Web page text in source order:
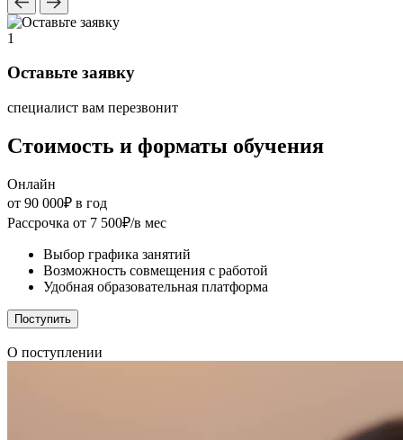
1
Оставьте заявку
специалист вам перезвонит
Стоимость и форматы обучения
Онлайн
от 90 000₽ в год
Рассрочка от 7 500₽/в мес
Выбор графика занятий
Возможность совмещения с работой
Удобная образовательная платформа
Поступить
О поступлении